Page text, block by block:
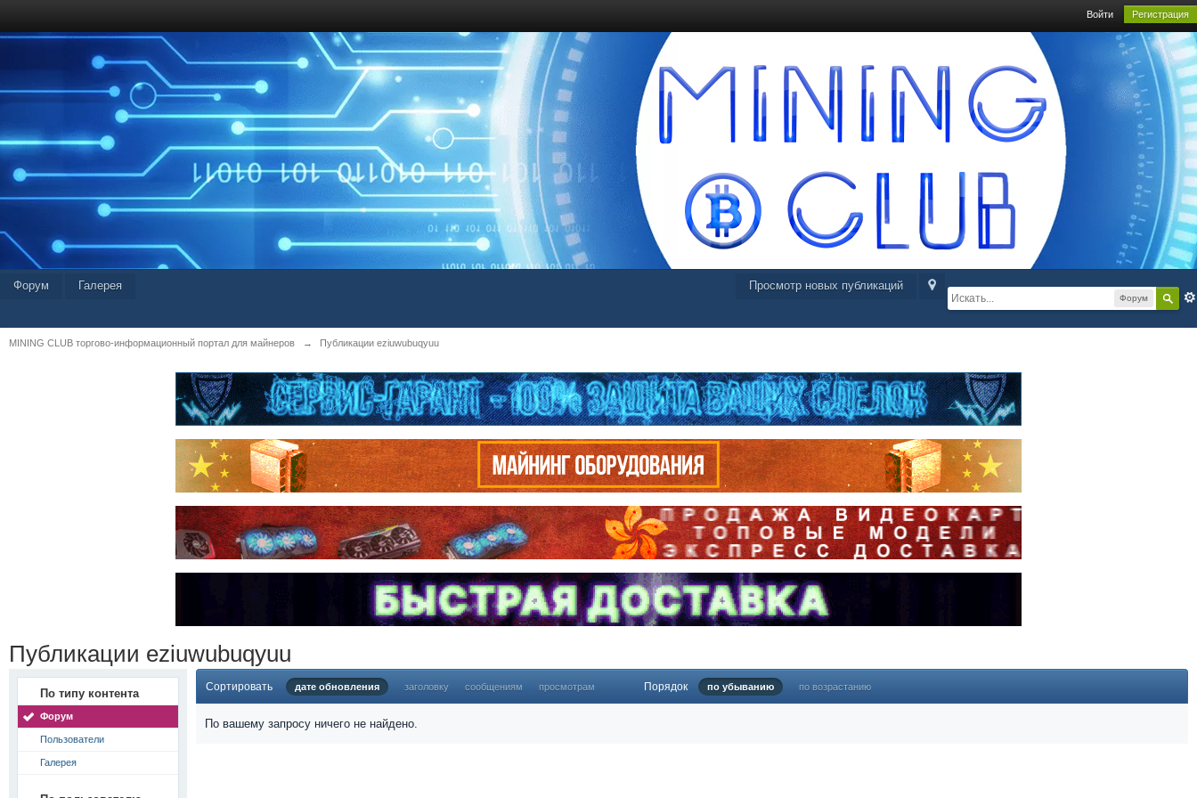
Войти Регистрация
Форум
Просмотр новых публикаций
Форум Галерея
MINING CLUB торгово-информационный портал для майнеров → Публикации eziuwubuqyuu
Публикации eziuwubuqyuu
По типу контента
Форум
Пользователи
Галерея
Сортировать дате обновления заголовку сообщениям просмотрам Порядок по убыванию по возрастанию
По вашему запросу ничего не найдено.